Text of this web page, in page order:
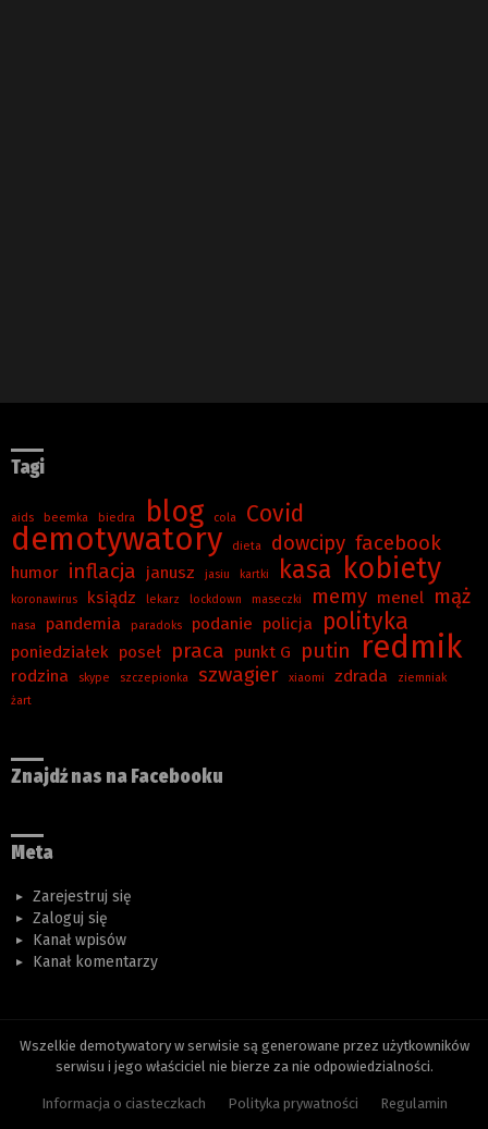
Tagi
aids beemka biedra blog cola Covid
demotywatory dieta dowcipy facebook
humor inflacja janusz jasiu kartki kasa kobiety
koronawirus ksiądz lekarz lockdown maseczki memy menel mąż
nasa pandemia paradoks podanie policja polityka
poniedziałek poseł praca punkt G putin redmik
rodzina skype szczepionka szwagier xiaomi zdrada
ziemniak
żart
Znajdź nas na Facebooku
Meta
Zarejestruj się
Zaloguj się
Kanał wpisów
Kanał komentarzy
Wszelkie demotywatory w serwisie są generowane przez użytkowników
serwisu i jego właściciel nie bierze za nie odpowiedzialności.
Informacja o ciasteczkach Polityka prywatności Regulamin